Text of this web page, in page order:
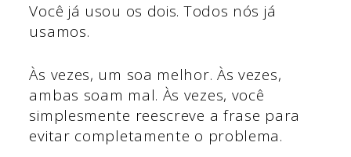
Você já usou os dois. Todos nós já
usamos.
Às vezes, um soa melhor. Às vezes,
ambas soam mal. Às vezes, você
simplesmente reescreve a frase para
evitar completamente o problema.